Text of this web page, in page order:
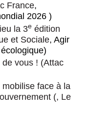
France,
2026 )
la 3e édition
et Sociale, Agir
de vous ! (Attac
face à la
(, Le